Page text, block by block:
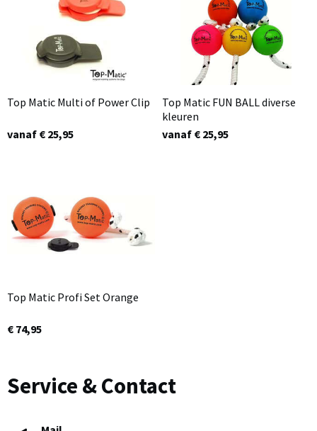
Top Matic Multi of Power Clip
vanaf € 25,95
Top Matic FUN BALL diverse
kleuren
vanaf € 25,95
Top Matic Profi Set Orange
€ 74,95
Service & Contact